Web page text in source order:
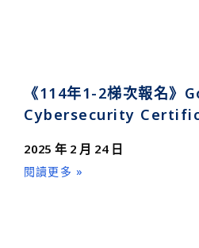
《114年1-2梯次報名》
Cybersecurity
2025 年 2 月 24 日
閱讀更多 »